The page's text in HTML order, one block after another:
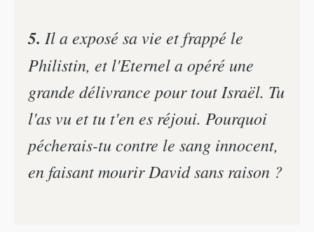
5. Il a exposé sa vie et frappé le
Philistin, et l'Eternel a opéré une
grande délivrance pour tout Israël. Tu
l'as vu et tu t'en es réjoui. Pourquoi
pécherais-tu contre le sang innocent,
en faisant mourir David sans raison ?